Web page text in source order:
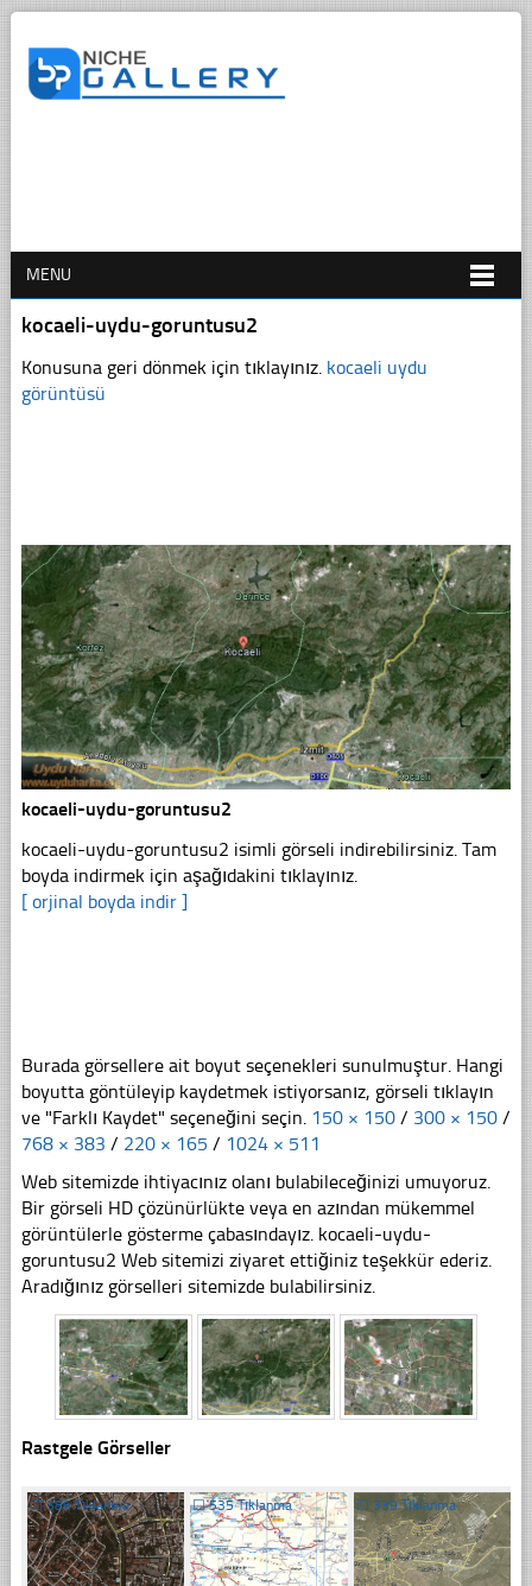
MENU
kocaeli-uydu-goruntusu2
Konusuna geri dönmek için tıklayınız. kocaeli uydu
görüntüsü
kocaeli-uydu-goruntusu2
kocaeli-uydu-goruntusu2 isimli görseli indirebilirsiniz. Tam
boyda indirmek için aşağıdakini tıklayınız.
[ orjinal boyda indir ]
Burada görsellere ait boyut seçenekleri sunulmuştur. Hangi
boyutta göntüleyip kaydetmek istiyorsanız, görseli tıklayın
ve "Farklı Kaydet" seçeneğini seçin. 150 × 150 / 300 × 150 /
768 × 383 / 220 × 165 / 1024 × 511
Web sitemizde ihtiyacınız olanı bulabileceğinizi umuyoruz.
Bir görseli HD çözünürlükte veya en azından mükemmel
görüntülerle gösterme çabasındayız. kocaeli-uydu-
goruntusu2 Web sitemizi ziyaret ettiğiniz teşekkür ederiz.
Aradığınız görselleri sitemizde bulabilirsiniz.
Rastgele Görseller
☐386 Tıklanma ☐535 Tıklanma ☐ 339 Tıklanma